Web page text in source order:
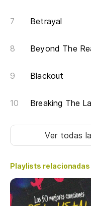
Betrayal
Beyond The
Blackout
Breaking The
Ver todas
Playlists relacionadas